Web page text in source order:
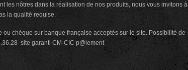
les nôtres dans la réalisation de nos produits, nous vous invitons à
la qualité requise.
chèque sur banque française acceptés sur le site. Possibilité de
site garanti CM-CIC p@iement